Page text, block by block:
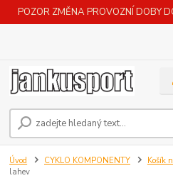
POZOR ZMĚNA PROVOZNÍ DOBY
Úvod CYKLO KOMPONENTY Košík
lahev